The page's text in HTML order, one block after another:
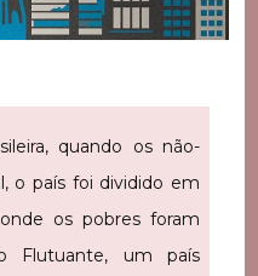
quando os não-
o país foi dividido em
os pobres foram
Flutuante, um país